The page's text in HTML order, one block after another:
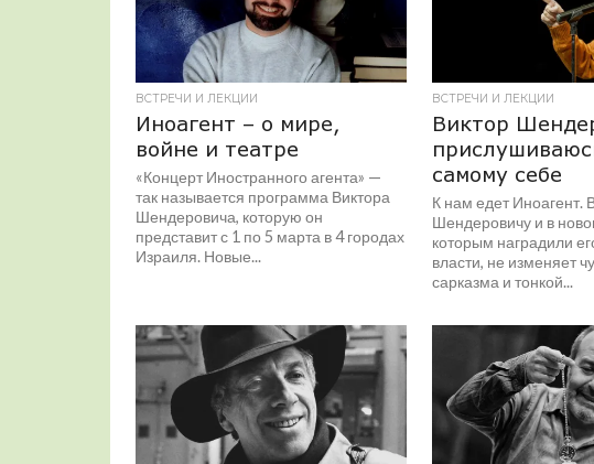
ВСТРЕЧИ И ЛЕКЦИИ
Иноагент – о мире,
войне и театре
«Концерт Иностранного агента» —
так называется программа Виктора
Шендеровича, которую он
представит с 1 по 5 марта в 4 городах
Израиля. Новые...
ВСТРЕЧИ И ЛЕКЦИИ
Виктор
самому себе
К нам едет Иноагент.
Шендеровичу и в
которым наградили
власти, не изменяет
сарказма и тонкой...